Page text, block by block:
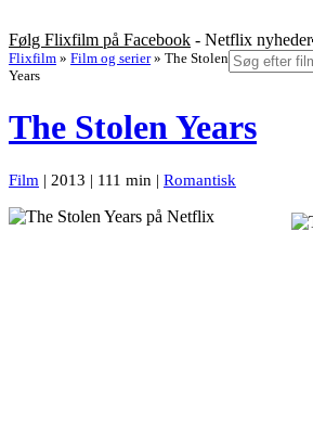
Følg Flixfilm på Facebook - Netflix nyheder
Flixfilm » Film og serier » The Stolen
Years
The Stolen Years
Film | 2013 | 111 min | Romantisk